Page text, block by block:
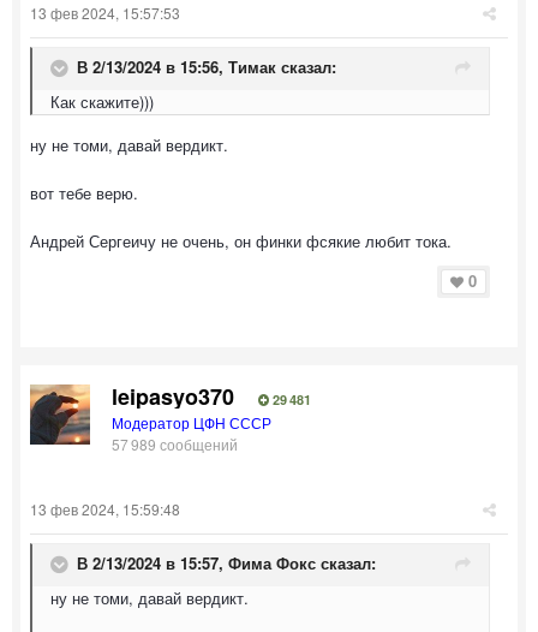
13 фев 2024, 15:57:53
В 2/13/2024 в 15:56, Тимак сказал:
Как скажите)))
ну не томи, давай вердикт.
вот тебе верю.
Андрей Сергеичу не очень, он финки фсякие любит тока.
0
leipasyo370 29 481
Модератор ЦФН СССР
57 989 сообщений
13 фев 2024, 15:59:48
В 2/13/2024 в 15:57, Фима Фокс сказал:
ну не томи, давай вердикт.